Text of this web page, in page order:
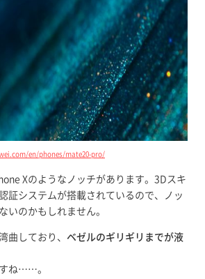
en/phones/mate20-pro/
Xのようなノッチがあります。3Dスキ
証システムが搭載されているので、ノッ
いのかもしれません。
曲しており、 ベゼルのギリギリまでが液
ね……。